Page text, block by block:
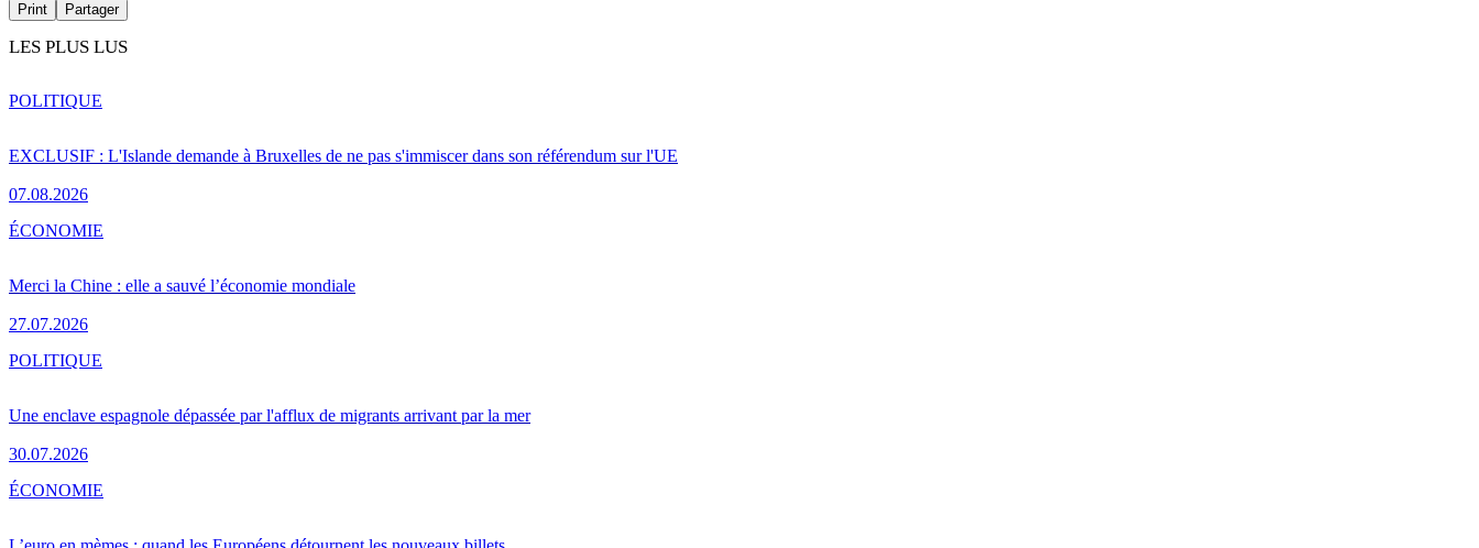
Print Partager
LES PLUS LUS
EXCLUSIF : L'Islande demande à Bruxelles de ne pas s'immiscer dans son référendum sur l'UE
07.08.2026
POLITIQUE
Merci la Chine : elle a sauvé l’économie mondiale
27.07.2026
ÉCONOMIE
Une enclave espagnole dépassée par l'afflux de migrants arrivant par la mer
30.07.2026
POLITIQUE
ÉCONOMIE